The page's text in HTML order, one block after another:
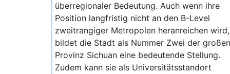
überregionaler Bedeutung. Auch wenn ihre
Position langfristig nicht an den B-Level
zweitrangiger Metropolen heranreichen wird,
bildet die Stadt als Nummer Zwei der großen
Provinz Sichuan eine bedeutende Stellung.
Zudem kann sie als Universitätsstandort